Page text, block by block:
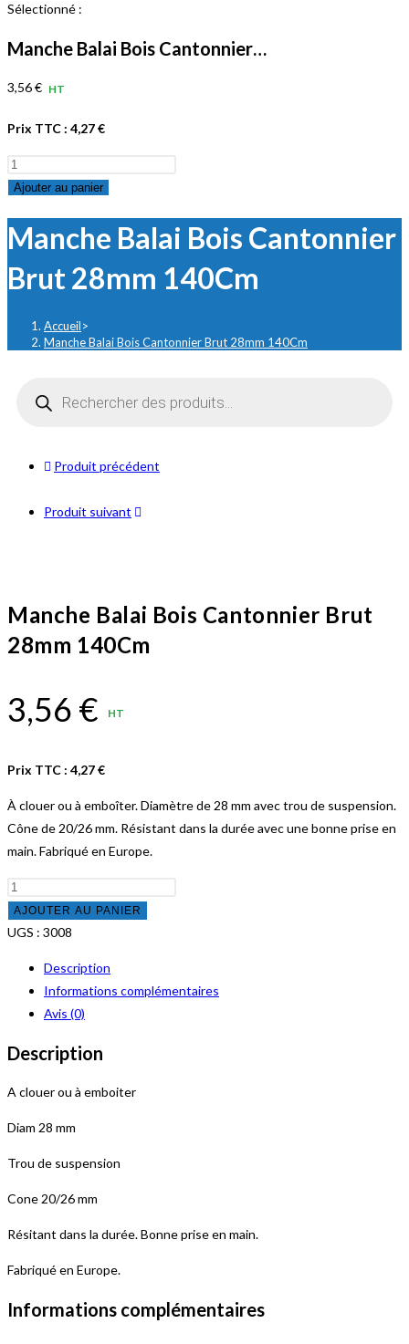
ce
site
Sélectionné :
Manche Balai Bois Cantonnier…
3,56€ HT
Prix TTC : 4,27€
quantité
de
Balai
Bois
Cantonnier
28mm
140Cm
Ajouter au panier
Manche Balai Bois Cantonnier
Brut 28mm 140Cm
Accueil>
Manche Balai Bois Cantonnier Brut 28mm 140Cm
produits
Produit précédent
Produit suivant
Manche Balai Bois Cantonnier Brut
28mm 140Cm
3,56 € HT
Prix TTC : 4,27€
À clouer ou à emboîter. Diamètre de 28 mm avec trou de suspension.
Cône de 20/26 mm. Résistant dans la durée avec une bonne prise en
main. Fabriqué en Europe.
quantité
de
Manche
Cantonnier
28mm
AJOUTER AU PANIER
UGS : 3008
Description
Informations complémentaires
Avis (0)
Description
A clouer ou à emboiter
Diam 28 mm
Trou de suspension
Cone 20/26 mm
Résitant dans la durée. Bonne prise en main.
Fabriqué en Europe.
Informations complémentaires